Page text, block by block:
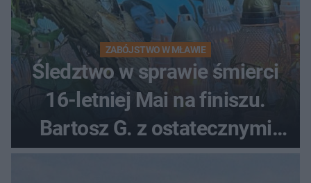
ZABÓJSTWO W MŁAWIE
Śledztwo w sprawie śmierci
16-letniej Mai na finiszu.
Bartosz G. z ostatecznymi
zarzutami